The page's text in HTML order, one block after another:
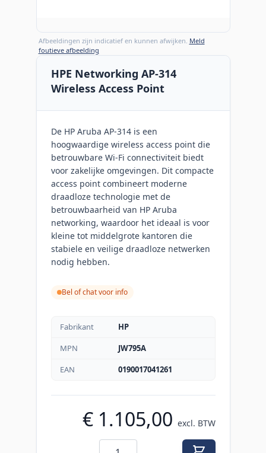
Afbeeldingen zijn indicatief en kunnen afwijken. Meld
foutieve afbeelding
HPE Networking AP-314
Wireless Access Point
De HP Aruba AP-314 is een
hoogwaardige wireless access point die
betrouwbare Wi-Fi connectiviteit biedt
voor zakelijke omgevingen. Dit compacte
access point combineert moderne
draadloze technologie met de
betrouwbaarheid van HP Aruba
networking, waardoor het ideaal is voor
kleine tot middelgrote kantoren die
stabiele en veilige draadloze netwerken
nodig hebben.
Bel of chat voor info
Fabrikant
HP
MPN
JW795A
EAN
0190017041261
€ 1.105,00 excl. BTW
Aantal